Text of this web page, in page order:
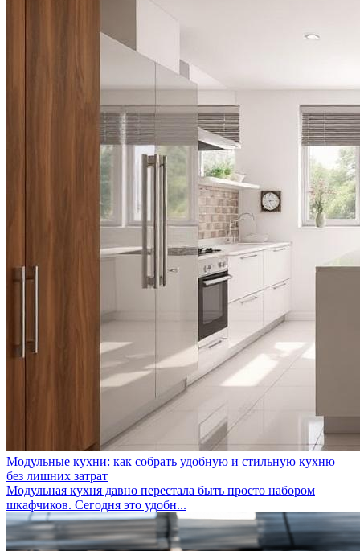
Модульные кухни: как собрать удобную и стильную кухню
без лишних затрат
Модульная кухня давно перестала быть просто набором
шкафчиков. Сегодня это удобн...